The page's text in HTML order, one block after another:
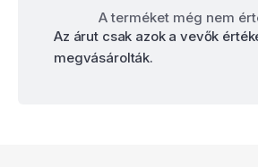
A terméket még nem
Az árut csak azok a vevők
megvásárolták.